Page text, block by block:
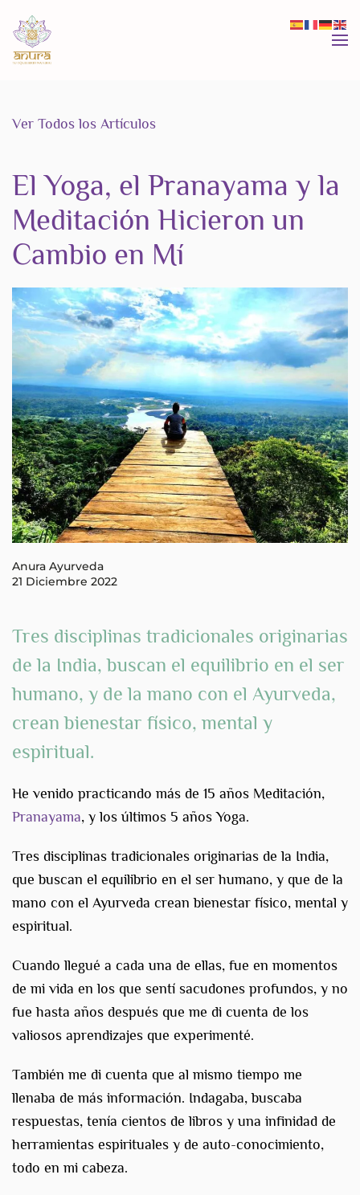
Skip to main content
Ver Todos los Artículos
El Yoga, el Pranayama y la
Meditación Hicieron un
Cambio en Mí
Anura Ayurveda
21 Diciembre 2022
Tres disciplinas tradicionales originarias
de la India, buscan el equilibrio en el ser
humano, y de la mano con el Ayurveda,
creanbienestar físico, mental y
espiritual.
He venido practicando más de 15 años Meditación,
Pranayama, y los últimos 5 años Yoga.
Tres disciplinas tradicionales originarias de la India,
que buscan el equilibrio en el ser humano, y que de la
mano con el Ayurveda crean bienestar físico, mental y
espiritual.
Cuando llegué a cada una de ellas, fue en momentos
de mi vida en los que sentí sacudones profundos, y no
fue hasta años después que me di cuenta de los
valiosos aprendizajes que experimenté.
También me di cuenta que al mismo tiempo me
llenaba de más información. Indagaba, buscaba
respuestas, tenía cientos de libros y una infinidad de
herramientas espirituales y de auto-conocimiento,
todo en mi cabeza.